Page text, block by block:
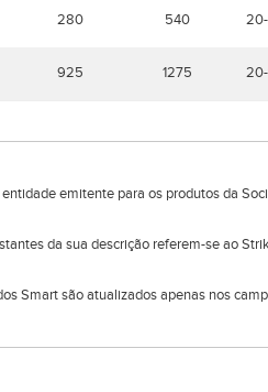
280 540
925 1275
emitente para os produtos da
da sua descrição referem-se ao
Smart são atualizados apenas nos